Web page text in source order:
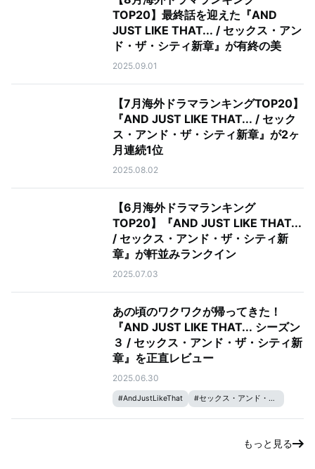
TOP20】最終話を迎えた『AND
JUST LIKE THAT... / セックス・アン
ド・ザ・シティ新章』が有終の美
2025.09.01
【7月海外ドラマランキングTOP20】
『AND JUST LIKE THAT... / セック
ス・アンド・ザ・シティ新章』が2ヶ
月連続1位
2025.08.02
【6月海外ドラマランキング
TOP20】『AND JUST LIKE THAT...
/ セックス・アンド・ザ・シティ新
章』が軒並みランクイン
2025.07.03
あの頃のワクワクが帰ってきた！
『AND JUST LIKE THAT... シーズン
３ / セックス・アンド・ザ・シティ新
章』を正直レビュー
2025.06.30
#AndJustLikeThat #セックス・アンド・ザ・シティ
もっと見る